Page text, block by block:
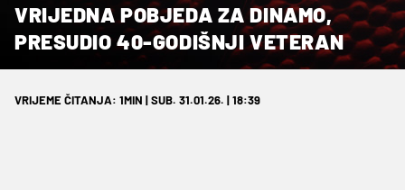
VRIJEDNA POBJEDA ZA DINAMO,
PRESUDIO 40-GODIŠNJI VETERAN
VRIJEME ČITANJA: 1MIN | SUB. 31.01.26. | 18:39